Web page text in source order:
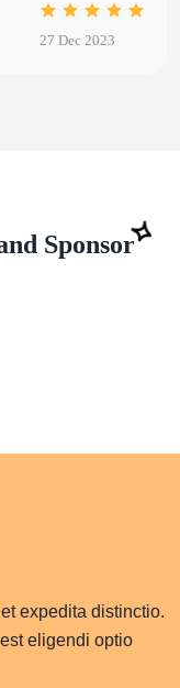
Sponsor
expedita distinctio.
eligendi optio